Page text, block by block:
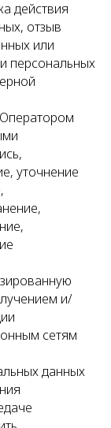
действия
отзыв
или
персональных
уточнение
и/
сетям
данных